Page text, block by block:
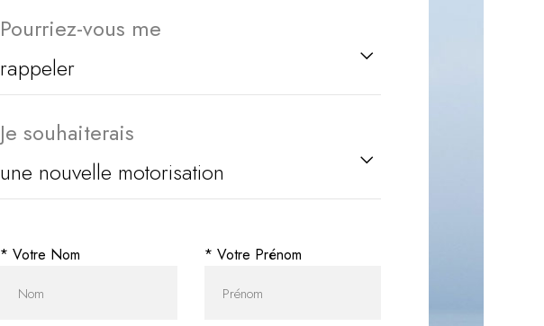
Pourriez-vous me
Je souhaiterais
* Votre Nom * Votre Prénom